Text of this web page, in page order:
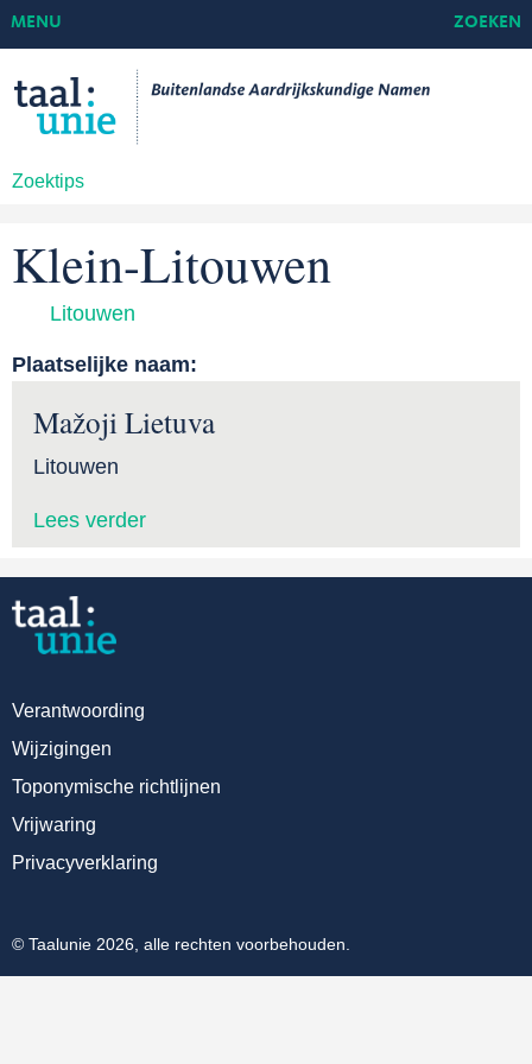
Zoektips
MENU ZOEKEN
Klein-Litouwen
Litouwen
Plaatselijke naam:
Mažoji Lietuva
Litouwen
Lees verder
Verantwoording
Wijzigingen
Toponymische richtlijnen
Vrijwaring
Privacyverklaring
© Taalunie 2026, alle rechten voorbehouden.